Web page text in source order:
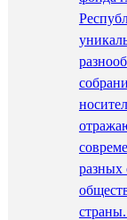
разных